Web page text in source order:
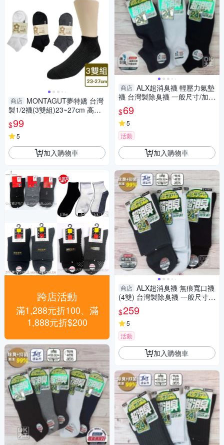
商店 MONTAGUT夢特嬌 台灣
製1/2襪(3雙組)23~27cm 高含
棉 吸汗透氣 短襪 男襪 女襪 襪
子 襪【愛買】
$99
5
加入購物車
跨店活動
滿1,288元折100、滿
1,888元折$200
商店 ALX超消臭襪 輕壓力氣墊
襪 台灣製除臭襪 一般尺寸/加大
尺寸【DK大王】
$69
5
活動
加入購物車
商店 ALX超消臭襪 無痕寬口襪
(4雙) 台灣製除臭襪 一般尺寸/
加大尺寸【DK大王】
$259
5
活動
加入購物車